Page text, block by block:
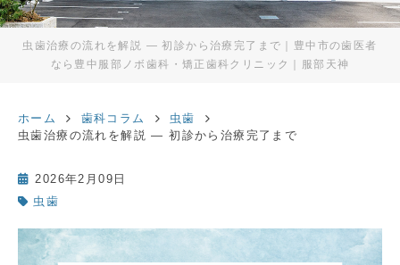
虫歯治療の流れを解説 ― 初診から治療完了まで｜豊中市の歯医者
なら豊中服部ノボ歯科・矯正歯科クリニック｜服部天神
ホーム 歯科コラム
虫歯
虫歯治療の流れを解説 ― 初診から治療完了まで
2026年2月09日
虫歯